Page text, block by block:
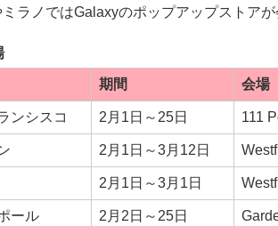
ラノではGalaxyのポップアップストアが
期間 会場
ンシスコ 2月1日～25日 111
2月1日～3月12日
2月1日～3月1日
ール 2月2日～25日